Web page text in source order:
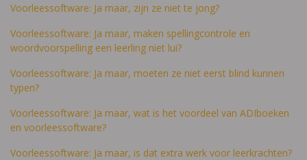
Voorleessoftware: Ja maar, zijn ze niet te jong?
Voorleessoftware: Ja maar, maken spellingcontrole en
woordvoorspelling een leerling niet lui?
Voorleessoftware: Ja maar, moeten ze niet eerst blind kunnen
typen?
Voorleessoftware: Ja maar, wat is het voordeel van ADIboeken
en voorleessoftware?
Voorleessoftware: Ja maar, is dat extra werk voor leerkrachten?